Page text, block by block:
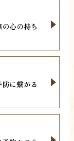
心の持ち
に繋がる